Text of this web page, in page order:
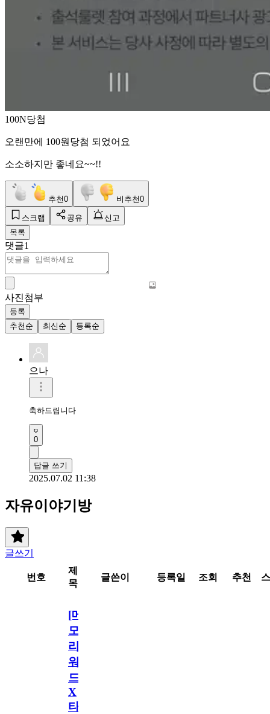
100N당첨
오랜만에 100원당첨 되었어요
소소하지만 좋네요~~!!
추천0 비추천0
스크랩 공유
신고
목록
댓글1
사진첨부
등록
추천순
최신순 등록순
으나
축하드립니다
0
답글 쓰기
2025.07.02 11:38
자유이야기방
글쓰기
번호
제
목
글쓴이 등록일 조회 추천
[메
모
리
워
드
X
타